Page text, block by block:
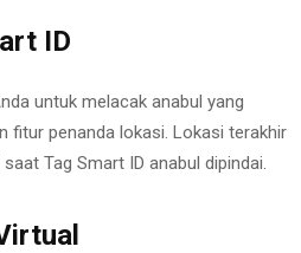
ID
untuk melacak anabul yang
fitur penanda lokasi. Lokasi terakhir
Tag Smart ID anabul dipindai.